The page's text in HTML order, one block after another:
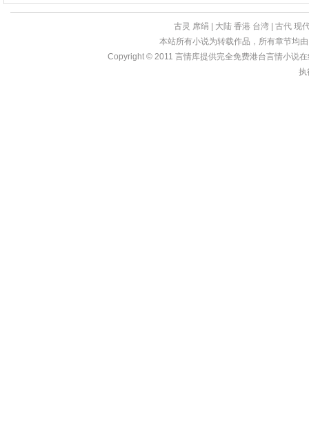
古灵 席绢 大陆 香港 台湾 古代 现
本站所有小说为转载作品，所有章节均
Copyright © 2011 言情库提供完全免费港台言情小说
执